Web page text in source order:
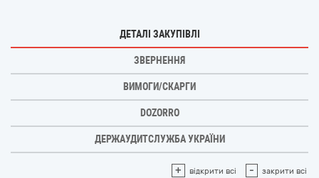
ДЕТАЛІ ЗАКУПІВЛІ
ЗВЕРНЕННЯ
ВИМОГИ/СКАРГИ
DOZORRO
ДЕРЖАУДИТСЛУЖБА УКРАЇНИ
+ відкрити всі - закрити всі